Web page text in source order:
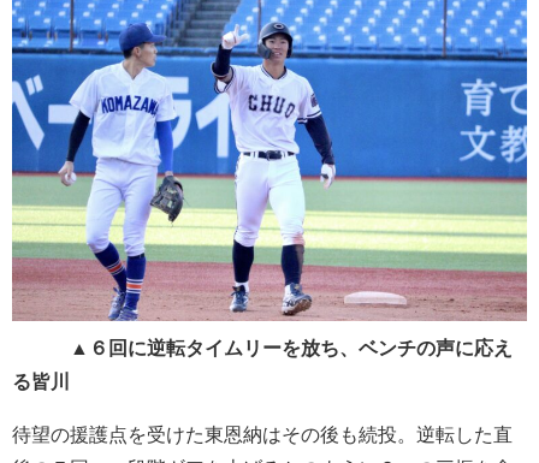
▲６回に逆転タイムリーを放ち、ベンチの声に応え
る皆川
待望の援護点を受けた東恩納はその後も続投。逆転した直